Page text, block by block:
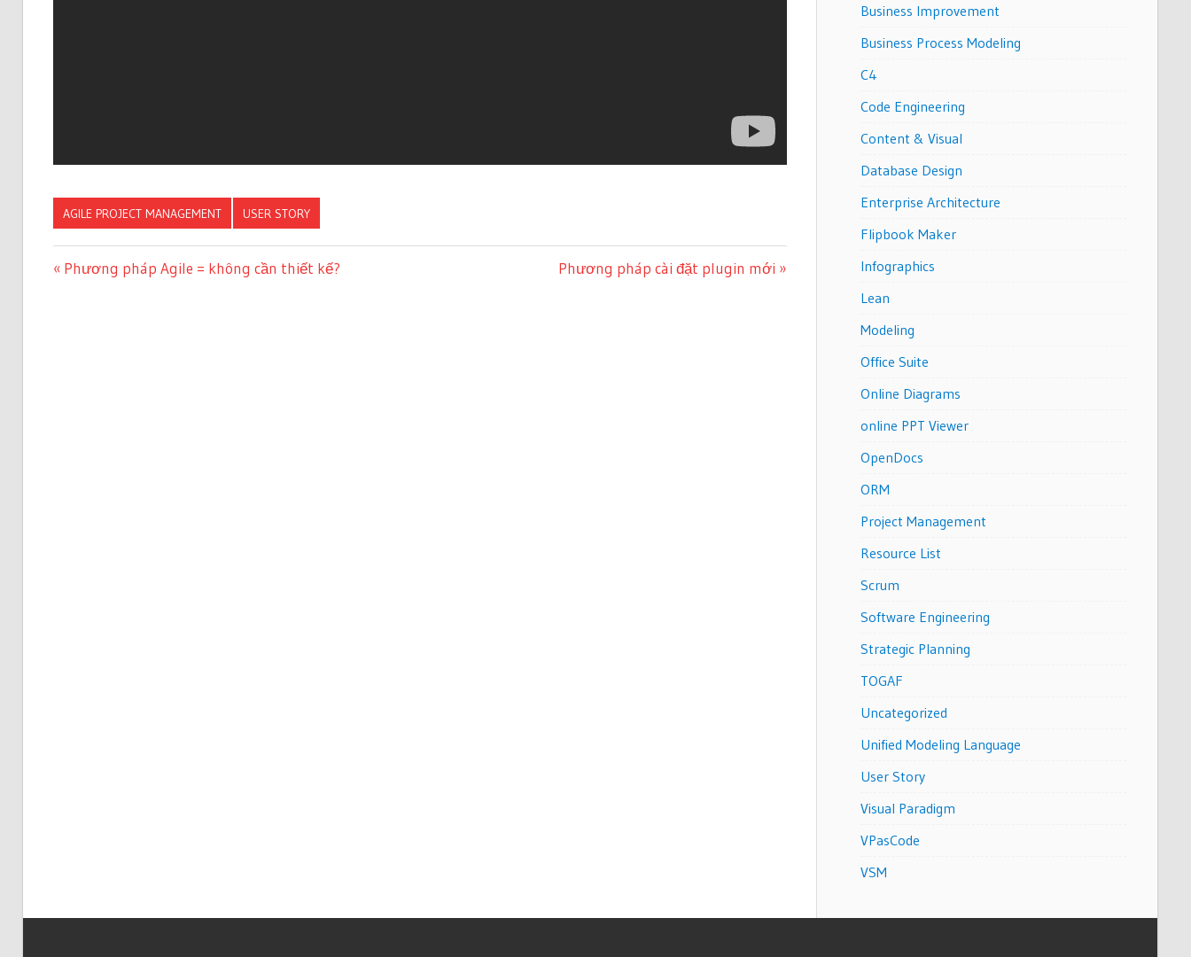
AGILE PROJECT MANAGEMENT USER STORY
Điều
Previous
Phương pháp Agile = không cần thiết kế?
Next
Phương pháp cài đặt plugin mới
Business Improvement
Business Process Modeling
C4
Code Engineering
Content & Visual
Database Design
Enterprise Architecture
Flipbook Maker
Infographics
Lean
Modeling
Office Suite
Online Diagrams
online PPT Viewer
OpenDocs
ORM
Project Management
Resource List
Scrum
Software Engineering
Strategic Planning
TOGAF
Uncategorized
Unified Modeling Language
User Story
Visual Paradigm
VPasCode
VSM